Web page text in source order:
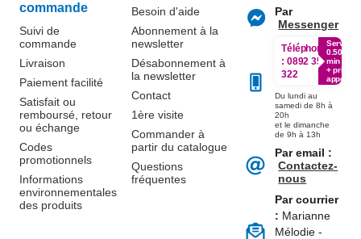
commande
Suivi de
commande
Livraison
Paiement facilité
Satisfait ou
remboursé, retour
ou échange
Codes
promotionnels
Informations
environnementales
des produits
Besoin d'aide
Abonnement à la
newsletter
Désabonnement à
la newsletter
Contact
1ère visite
Commander à
partir du catalogue
Questions
fréquentes
Par
Messenger
Téléphone
: 0892 350
322
Service
0.50€ /
min
+ prix
appel
Du lundi au
samedi de 8h à
20h
et le dimanche
de 9h à 13h
Par email :
Contactez-
nous
Par courrier
: Marianne
Mélodie -